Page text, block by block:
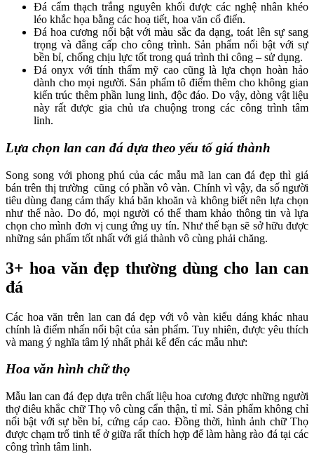
Đá cẩm thạch trắng nguyên khối được các nghệ nhân khéo
léo khắc họa bằng các hoạ tiết, hoa văn cổ điển.
Đá hoa cương nổi bật với màu sắc đa dạng, toát lên sự sang
trọng và đẳng cấp cho công trình. Sản phẩm nổi bật với sự
bền bỉ, chống chịu lực tốt trong quá trình thi công – sử dụng.
Đá onyx với tính thẩm mỹ cao cũng là lựa chọn hoàn hảo
dành cho mọi người. Sản phẩm tô điểm thêm cho không gian
kiến trúc thêm phần lung linh, độc đáo. Do vậy, dòng vật liệu
này rất được gia chủ ưa chuộng trong các công trình tâm
linh.
Lựa chọn lan can đá dựa theo yếu tố giá thành
Song song với phong phú của các mẫu mã lan can đá đẹp thì giá
bán trên thị trường cũng có phần vô vàn. Chính vì vậy, đa số người
tiêu dùng đang cảm thấy khá băn khoăn và không biết nên lựa chọn
như thế nào. Do đó, mọi người có thể tham khảo thông tin và lựa
chọn cho mình đơn vị cung ứng uy tín. Như thế bạn sẽ sở hữu được
những sản phẩm tốt nhất với giá thành vô cùng phải chăng.
3+ hoa văn đẹp thường dùng cho lan can
đá
Các hoa văn trên lan can đá đẹp với vô vàn kiểu dáng khác nhau
chính là điểm nhấn nổi bật của sản phẩm. Tuy nhiên, được yêu thích
và mang ý nghĩa tâm lý nhất phải kể đến các mẫu như:
Hoa văn hình chữ thọ
Mẫu lan can đá đẹp dựa trên chất liệu hoa cương được những người
thợ điêu khắc chữ Thọ vô cùng cẩn thận, tỉ mỉ. Sản phẩm không chỉ
nổi bật với sự bền bỉ, cứng cáp cao. Đồng thời, hình ảnh chữ Thọ
được chạm trổ tinh tế ở giữa rất thích hợp để làm hàng rào đá tại các
công trình tâm linh.